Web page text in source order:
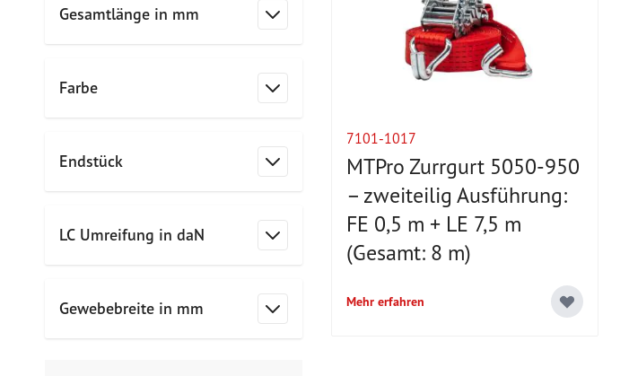
Gesamtlänge in mm
Farbe
Endstück
LC Umreifung in daN
Gewebebreite in mm
7101-1017
MTPro Zurrgurt 5050-950
– zweiteilig Ausführung:
FE 0,5 m + LE 7,5 m
(Gesamt: 8 m)
Mehr erfahren